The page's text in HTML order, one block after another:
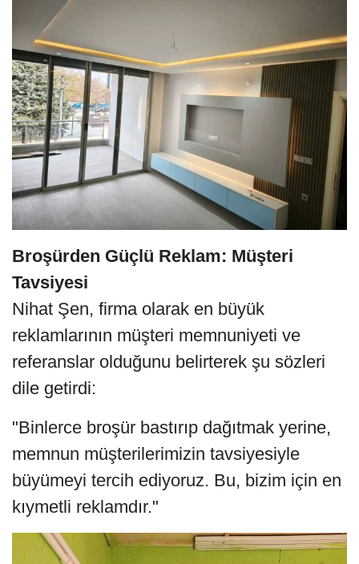
Broşürden Güçlü Reklam: Müşteri
Tavsiyesi
Nihat Şen, firma olarak en büyük
reklamlarının müşteri memnuniyeti ve
referanslar olduğunu belirterek şu sözleri
dile getirdi:
"Binlerce broşür bastırıp dağıtmak yerine,
memnun müşterilerimizin tavsiyesiyle
büyümeyi tercih ediyoruz. Bu, bizim için en
kıymetli reklamdır."